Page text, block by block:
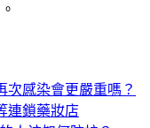
次感染會更嚴重嗎？
連鎖藥妝店